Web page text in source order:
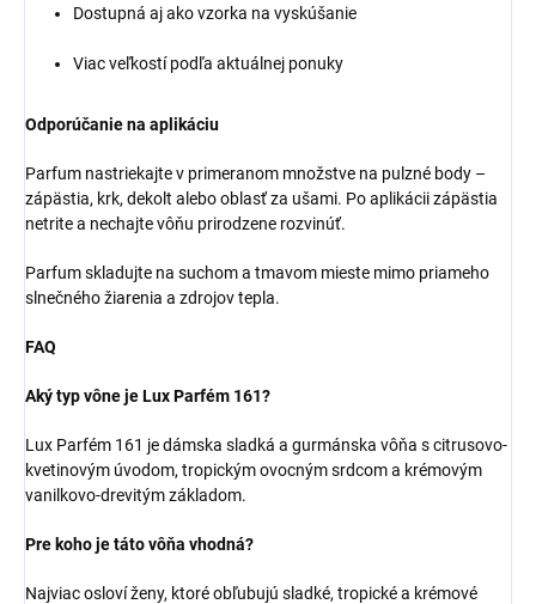
Dostupná aj ako vzorka na vyskúšanie
Viac veľkostí podľa aktuálnej ponuky
Odporúčanie na aplikáciu
Parfum nastriekajte v primeranom množstve na pulzné body –
zápästia, krk, dekolt alebo oblasť za ušami. Po aplikácii zápästia
netrite a nechajte vôňu prirodzene rozvinúť.
Parfum skladujte na suchom a tmavom mieste mimo priameho
slnečného žiarenia a zdrojov tepla.
FAQ
Aký typ vône je Lux Parfém 161?
Lux Parfém 161 je dámska sladká a gurmánska vôňa s citrusovo-
kvetinovým úvodom, tropickým ovocným srdcom a krémovým
vanilkovo-drevitým základom.
Pre koho je táto vôňa vhodná?
Najviac osloví ženy, ktoré obľubujú sladké, tropické a krémové